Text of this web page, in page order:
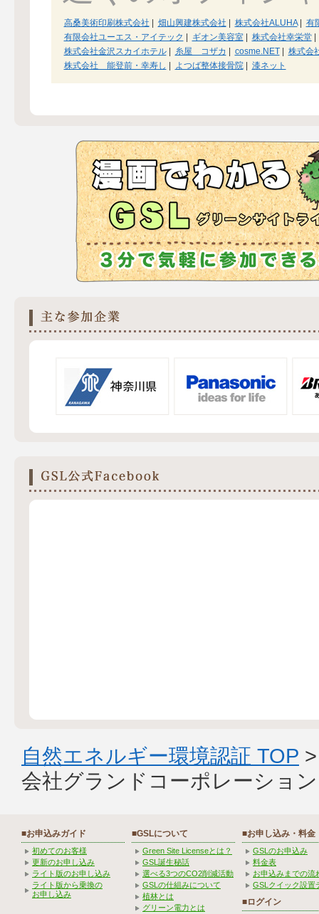
高桑美術印刷株式会社 | 畑山興建株式会社 | 株式会社ALUHA| 有
有限会社ユーエス・アイテック | ギオン美容室| 株式会社幸栄堂|
株式会社金沢スカイホテル| 糸屋 コザカ | cosme.NET| 株式会
株式会社 能登前・幸寿し | よつば整体接骨院| 漆ネット
自然エネルギー環境認証 TOP
会社グランドコーポレーショ
■お申込みガイド
初めてのお客様
更新のお申し込み
ライト版のお申し込み
ライト版から乗換の
お申し込み
■GSLについて
Green Site Licenseとは？
GSL誕生秘話
選べる3つのCO2削減活動
GSLの仕組みについて
植林とは
グリーン電力とは
■お申し込み・料金
GSLのお申込み
料金表
お申込みまでの流
GSLクイック設置
■ログイン